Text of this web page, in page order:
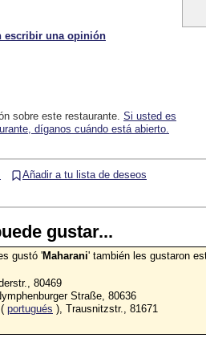
escribir una opinión
sobre este restaurante. Si usted es
díganos cuándo está abierto.
Añadir a tu lista de deseos
gustar...
gustó 'Maharani' también les gustaron
80469
Straße, 80636
( portugués ), Trausnitzstr., 81671